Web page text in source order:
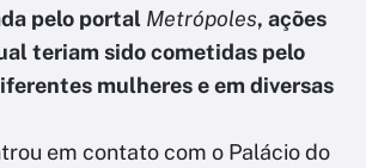
pelo portal Metrópoles, ações
teriam sido cometidas pelo
mulheres e em diversas
em contato com o Palácio do